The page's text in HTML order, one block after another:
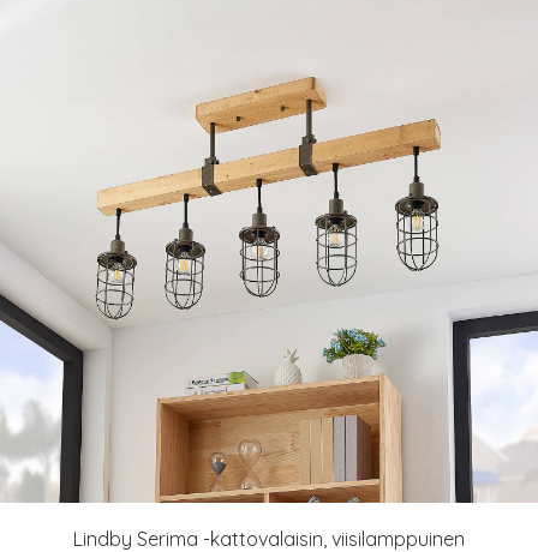
Lindby Serima -kattovalaisin, viisilamppuinen